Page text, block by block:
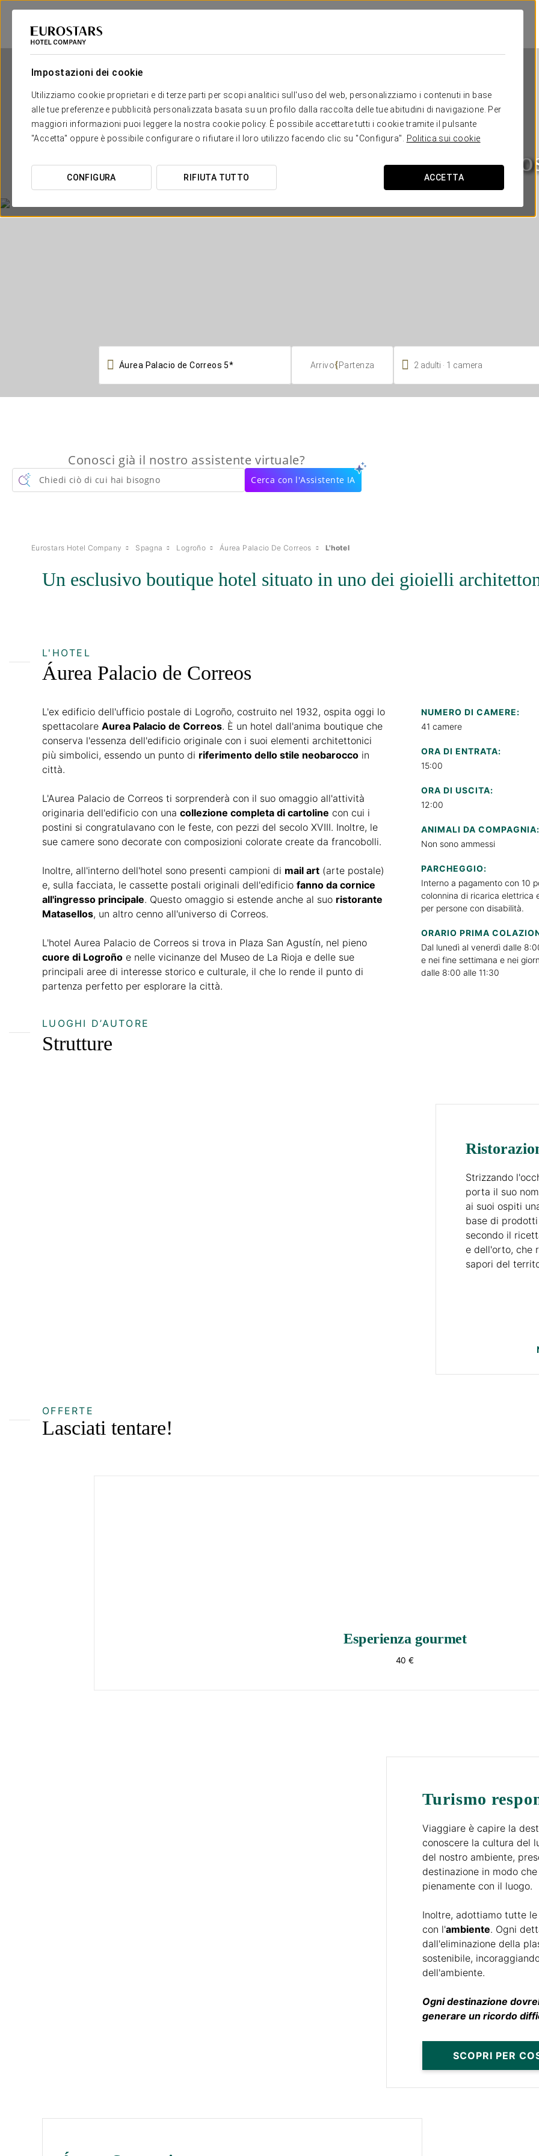
Impostazioni dei cookie
Utilizziamo cookie proprietari e di terze parti per scopi analitici sull'uso del web, personalizziamo i contenuti in base
alle tue preferenze e pubblicità personalizzata basata su un profilo dalla raccolta delle tue abitudini di navigazione. Per
maggiori informazioni puoi leggere la nostra cookie policy. È possibile accettare tutti i cookie tramite il pulsante
"Accetta" oppure è possibile configurare o rifiutare il loro utilizzo facendo clic su "Configura".
Politica sui cookie
CONFIGURA RIFIUTA TUTTO ACCETTA
Áurea Palacio de
LOGROÑO
 Arrivo{Partenza  2 adulti 1 camera
Conosci già il nostro assistente virtuale?
Chiedi ciò di cui hai bisogno Cerca con l'Assistente IA
Eurostars Hotel Company Spagna Logroño Áurea Palacio De Correos L'hotel
Un esclusivo boutique hotel situato in uno dei gioielli
L'HOTEL
Áurea Palacio de Correos
L'ex edificio dell'ufficio postale di Logroño, costruito nel 1932, ospita oggi lo
spettacolare Aurea Palacio de Correos. È un hotel dall'anima boutique che
conserva l'essenza dell'edificio originale con i suoi elementi architettonici
più simbolici, essendo un punto di riferimento dello stile neobarocco in
città.
L'Aurea Palacio de Correos ti sorprenderà con il suo omaggio all'attività
originaria dell'edificio con una collezione completa di cartoline con cui i
postini si congratulavano con le feste, con pezzi del secolo XVIII. Inoltre, le
sue camere sono decorate con composizioni colorate create da francobolli.
Inoltre, all'interno dell'hotel sono presenti campioni di mail art (arte postale)
e, sulla facciata, le cassette postali originali dell'edificio fanno da cornice
all'ingresso principale. Questo omaggio si estende anche al suo ristorante
Matasellos, un altro cenno all'universo di Correos.
L'hotel Aurea Palacio de Correos si trova in Plaza San Agustín, nel pieno
cuore di Logroño e nelle vicinanze del Museo de La Rioja e delle sue
principali aree di interesse storico e culturale, il che lo rende il punto di
partenza perfetto per esplorare la città.
NUMERO DI CAMERE:
41 camere
ORA DI ENTRATA:
15:00
ORA DI USCITA:
12:00
ANIMALI DA COMPAGNIA:
Non sono ammessi
PARCHEGGIO:
Interno a pagamento con 10
colonnina di ricarica elettrica
per persone con disabilità.
ORARIO PRIMA
Dal lunedì al venerdì dalle
e nei fine settimana e nei
dalle 8:00 alle 11:30
LUOGHI D’AUTORE
Strutture
Strizzando
porta il suo
ai suoi ospiti
base di
secondo il
e dell'orto, che
sapori del
OFFERTE
Lasciati tentare!
Esperienza gourmet
40 €
Turismo
Viaggiare è capire la
conoscere la cultura del
del nostro ambiente,
destinazione in modo
pienamente con il luogo.
Inoltre, adottiamo tutte
con l'ambiente. Ogni
dall'eliminazione della
sostenibile,
dell'ambiente.
Ogni destinazione
generare un ricordo